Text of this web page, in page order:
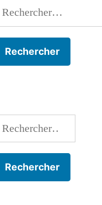
Rechercher :
Rechercher :